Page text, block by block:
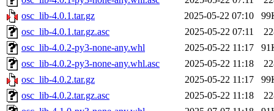
osc_lib-4.0.1.tar.gz
2025-05-22 07:10
osc_lib-4.0.1.tar.gz.asc
2025-05-22 07:11
osc_lib-4.0.2-py3-none-any.whl
2025-05-22 11:17
osc_lib-4.0.2-py3-none-any.whl.asc
2025-05-22 11:18
osc_lib-4.0.2.tar.gz
2025-05-22 11:17
osc_lib-4.0.2.tar.gz.asc
2025-05-22 11:18